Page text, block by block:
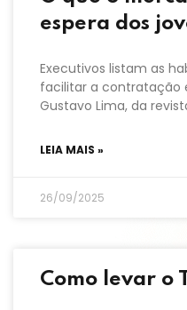
espera dos
Executivos listam as
facilitar a contratação
Gustavo Lima, da
LEIA MAIS »
26/09/2025
Como levar o